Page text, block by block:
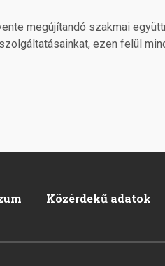
megújítandó szakmai
ezen felül
Közérdekű adatok